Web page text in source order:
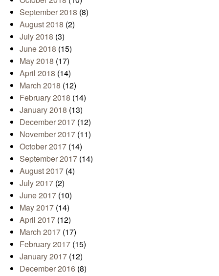
September 2018 (8)
August 2018 (2)
July 2018 (3)
June 2018 (15)
May 2018 (17)
April 2018 (14)
March 2018 (12)
February 2018 (14)
January 2018 (13)
December 2017 (12)
November 2017 (11)
October 2017 (14)
September 2017 (14)
August 2017 (4)
July 2017 (2)
June 2017 (10)
May 2017 (14)
April 2017 (12)
March 2017 (17)
February 2017 (15)
January 2017 (12)
December 2016 (8)